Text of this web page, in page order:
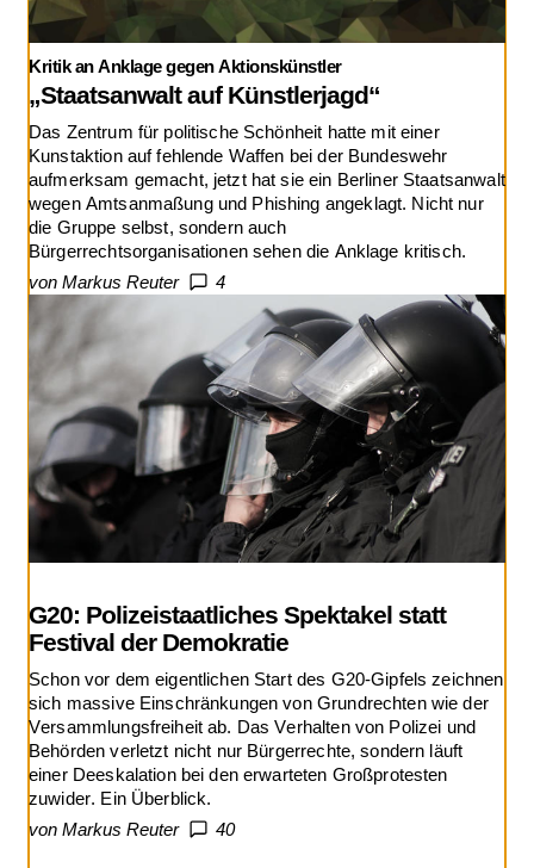
Kritik an Anklage gegen Aktionskünstler
„Staatsanwalt auf Künstlerjagd“
Das Zentrum für politische Schönheit hatte mit einer
Kunstaktion auf fehlende Waffen bei der Bundeswehr
aufmerksam gemacht, jetzt hat sie ein Berliner Staatsanwalt
wegen Amtsanmaßung und Phishing angeklagt. Nicht nur
die Gruppe selbst, sondern auch
Bürgerrechtsorganisationen sehen die Anklage kritisch.
von Markus Reuter
4
G20: Polizeistaatliches Spektakel statt
Festival der Demokratie
Schon vor dem eigentlichen Start des G20-Gipfels zeichnen
sich massive Einschränkungen von Grundrechten wie der
Versammlungsfreiheit ab. Das Verhalten von Polizei und
Behörden verletzt nicht nur Bürgerrechte, sondern läuft
einer Deeskalation bei den erwarteten Großprotesten
zuwider. Ein Überblick.
von Markus Reuter
40